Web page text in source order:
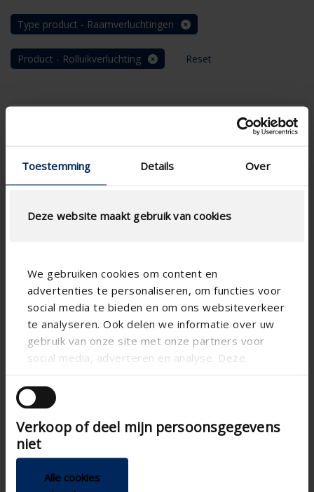
Toestemming Details Over
Deze website maakt gebruik van cookies
We gebruiken cookies om content en
advertenties te personaliseren, om functies voor
social media te bieden en om ons websiteverkeer
te analyseren. Ook delen we informatie over uw
gebruik van onze site met onze partners voor
social media, adverteren en analyse. Deze
andere informatie die u aan ze heeft verstrekt of
die ze hebben verzameld op basis van uw gebruik
van hun services.
Verkoop of deel mijn persoonsgegevens
niet
Alle cookies
Type product - Raamverluchtingen
Product - Rolluikverluchting Reset
Transivent
Zelfregelende verluchting voor installatie in rolluikkasten